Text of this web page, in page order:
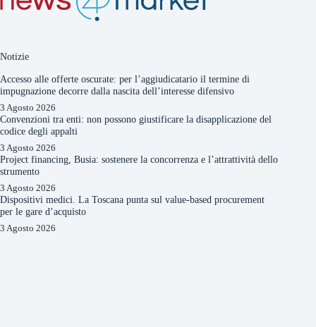
Notizie
Accesso alle offerte oscurate: per l’aggiudicatario il termine di
impugnazione decorre dalla nascita dell’interesse difensivo
3 Agosto 2026
Convenzioni tra enti: non possono giustificare la disapplicazione del
codice degli appalti
3 Agosto 2026
Project financing, Busia: sostenere la concorrenza e l’attrattività dello
strumento
3 Agosto 2026
Dispositivi medici. La Toscana punta sul value-based procurement
per le gare d’acquisto
3 Agosto 2026